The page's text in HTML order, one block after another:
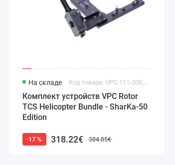
На складе
Комплект устройств VPC Rotor
TCS Helicopter Bundle - SharKa-50
Edition
-17 % 318.22€ 384.85€